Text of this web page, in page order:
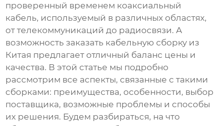
проверенный временем коаксиальный
кабель, используемый в различных областях,
от телекоммуникаций до радиосвязи. А
возможность заказать кабельную сборку из
Китая предлагает отличный баланс цены и
качества. В этой статье мы подробно
рассмотрим все аспекты, связанные с такими
сборками: преимущества, особенности, выбор
поставщика, возможные проблемы и способы
их решения. Будем разбираться, на что